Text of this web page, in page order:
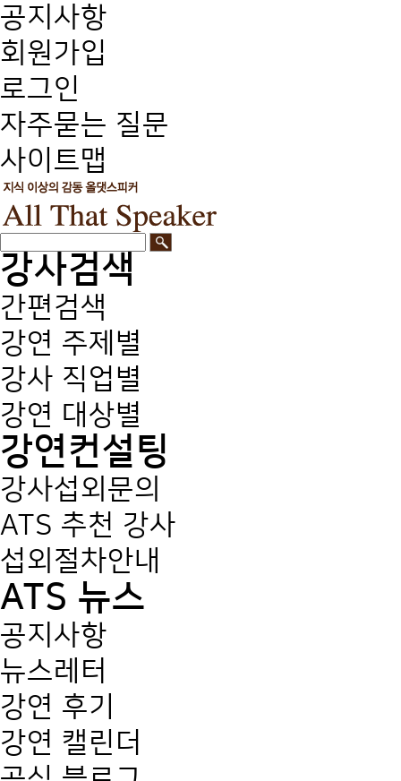
공지사항
회원가입
로그인
자주묻는 질문
사이트맵
강사검색
간편검색
강연 주제별
강사 직업별
강연 대상별
강연컨설팅
강사섭외문의
ATS 추천 강사
섭외절차안내
ATS 뉴스
공지사항
뉴스레터
강연 후기
강연 캘린더